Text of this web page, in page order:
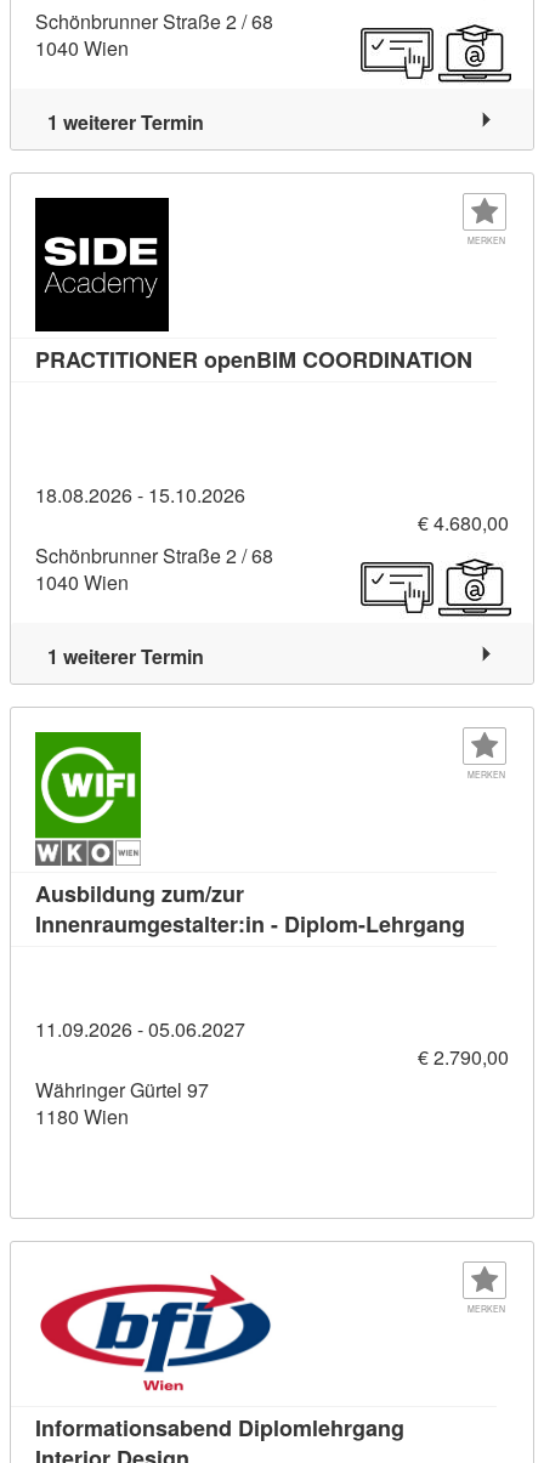
Schönbrunner Straße 2 / 68
1040 Wien
1 weiterer Termin
MERKEN
PRACTITIONER openBIM COORDINATION
18.08.2026 - 15.10.2026
€ 4.680,00
Schönbrunner Straße 2 / 68
1040 Wien
1 weiterer Termin
MERKEN
Ausbildung zum/zur
Innenraumgestalter:in - Diplom-Lehrgang
11.09.2026 - 05.06.2027
€ 2.790,00
Währinger Gürtel 97
1180 Wien
MERKEN
Informationsabend Diplomlehrgang